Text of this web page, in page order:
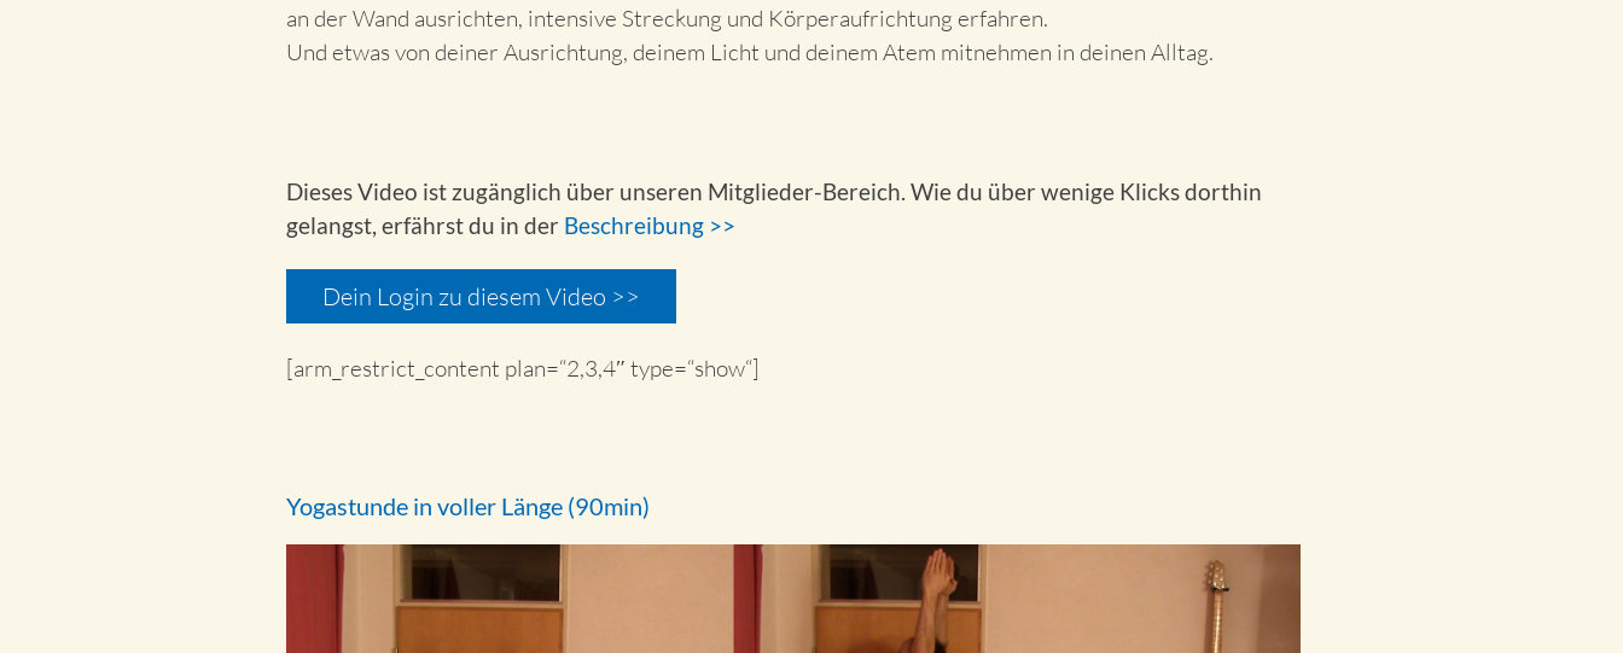
an der Wand ausrichten, intensive Streckung und Körperaufrichtung erfahren.
Und etwas von deiner Ausrichtung, deinem Licht und deinem Atem mitnehmen in deinen Alltag.
Dieses Video ist zugänglich über unseren Mitglieder-Bereich. Wie du über wenige Klicks dorthin
gelangst, erfährst du in der Beschreibung >>
Dein Login zu diesem Video >>
[arm_restrict_content plan=“2,3,4″ type=“show“]
Yogastunde in voller Länge (90min)